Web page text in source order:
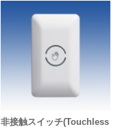
非接触スイッチ(Touchless